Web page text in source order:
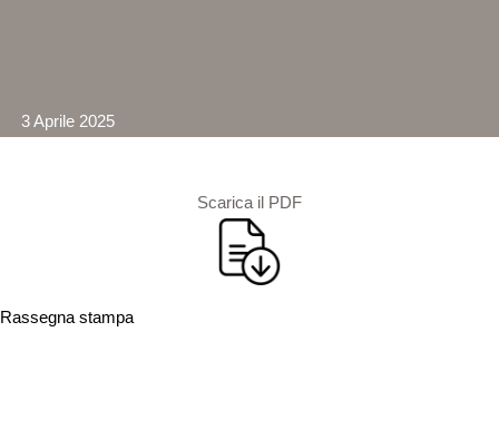
3 Aprile 2025
Scarica il PDF
Rassegna stampa